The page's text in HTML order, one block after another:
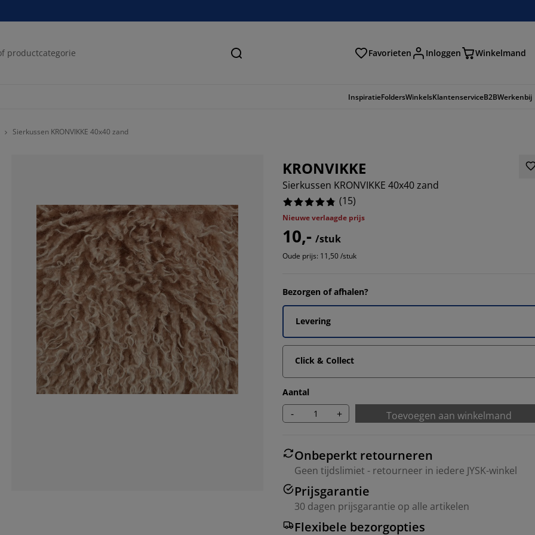
Zoeken Favorieten Inloggen Winkelmand
InspiratieFoldersWinkelsKlantenserviceB2BWerkenbij
Sierkussen KRONVIKKE 40x40 zand
KRONVIKKE
Sierkussen KRONVIKKE 40x40 zand
(15)
Nieuwe verlaagde prijs
10,- /stuk
Oude prijs: 11,50 /stuk
Bezorgen of afhalen?
Levering
Click & Collect
Aantal
- + Toevoegen aan winkelmand
Onbeperkt retourneren
Geen tijdslimiet - retourneer in iedere JYSK-winkel
Prijsgarantie
30 dagen prijsgarantie op alle artikelen
Flexibele bezorgopties
80%
20%